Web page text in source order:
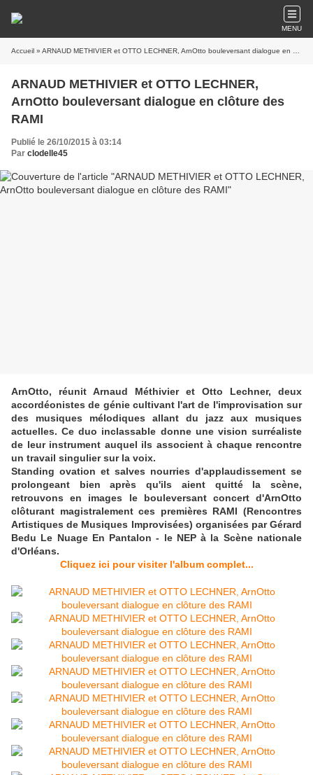
MENU
Accueil » ARNAUD METHIVIER et OTTO LECHNER, ArnOtto bouleversant dialogue en clôture des RAMI
ARNAUD METHIVIER et OTTO LECHNER,
ArnOtto bouleversant dialogue en clôture des
RAMI
Publié le 26/10/2015 à 03:14
Par clodelle45
ArnOtto, réunit Arnaud Méthivier et Otto Lechner, deux
accordéonistes de génie cultivant l'art de l'improvisation sur
des musiques mélodiques allant du jazz aux musiques
actuelles. Ce duo inclassable donne une vision surréaliste
de leur instrument auquel ils associent à chaque rencontre
un travail singulier sur la voix.
Standing ovation et salves nourries d'applaudissement se
prolongeant bien après qu'ils aient quitté la scène,
retrouvons en images le bouleversant concert d'ArnOtto
clôturant magistralement ces premières RAMI (Rencontres
Artistiques de Musiques Improvisées) organisées par Gérard
Bedu Le Nuage En Pantalon - le NEP à la Scène nationale
d'Orléans.
Cliquez ici pour visiter l'album complet...